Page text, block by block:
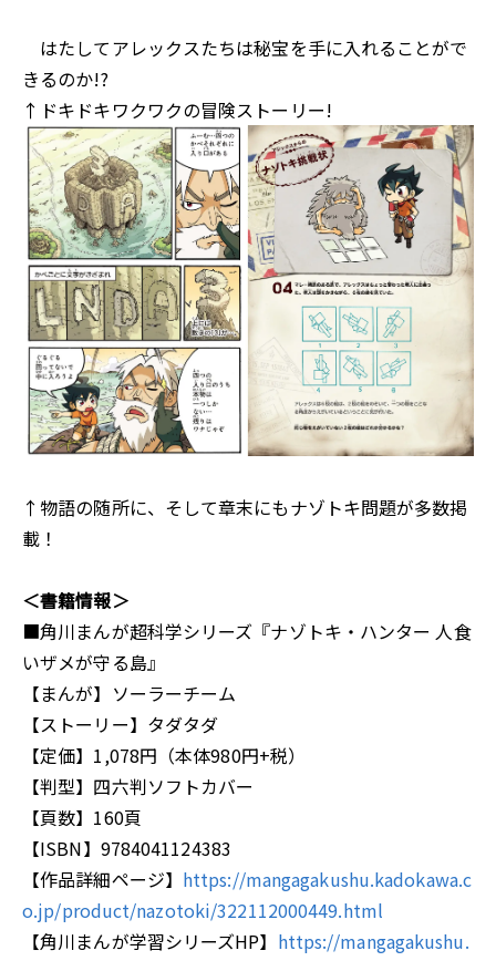
はたしてアレックスたちは秘宝を手に入れることがで
きるのか!?
↑ドキドキワクワクの冒険ストーリー!
↑物語の随所に、そして章末にもナゾトキ問題が多数掲
載！
＜書籍情報＞
■角川まんが超科学シリーズ『ナゾトキ・ハンター 人食
いザメが守る島』
【まんが】ソーラーチーム
【ストーリー】タダタダ
【定価】1,078円（本体980円+税）
【判型】四六判ソフトカバー
【頁数】160頁
【ISBN】9784041124383
【作品詳細ページ】 https://mangagakushu.kadokawa.c
o.jp/product/nazotoki/322112000449.html
【角川まんが学習シリーズHP】 https://mangagakushu.